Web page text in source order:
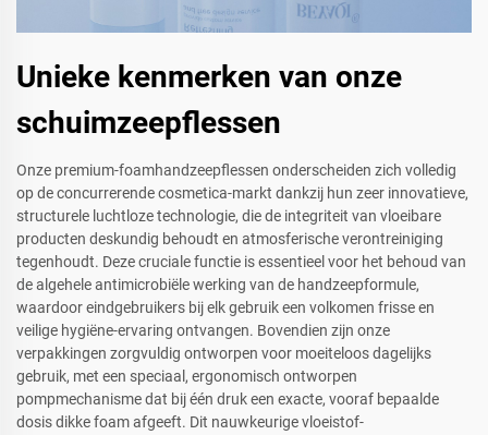
Unieke kenmerken van onze
schuimzeepflessen
Onze premium-foamhandzeepflessen onderscheiden zich volledig
op de concurrerende cosmetica-markt dankzij hun zeer innovatieve,
structurele luchtloze technologie, die de integriteit van vloeibare
producten deskundig behoudt en atmosferische verontreiniging
tegenhoudt. Deze cruciale functie is essentieel voor het behoud van
de algehele antimicrobiële werking van de handzeepformule,
waardoor eindgebruikers bij elk gebruik een volkomen frisse en
veilige hygiëne-ervaring ontvangen. Bovendien zijn onze
verpakkingen zorgvuldig ontworpen voor moeiteloos dagelijks
gebruik, met een speciaal, ergonomisch ontworpen
pompmechanisme dat bij één druk een exacte, vooraf bepaalde
dosis dikke foam afgeeft. Dit nauwkeurige vloeistof-